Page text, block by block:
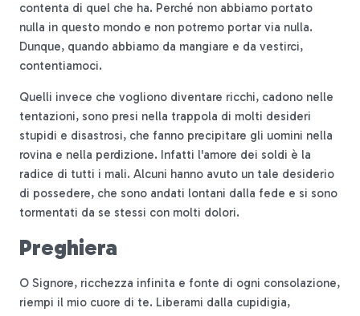
contenta di quel che ha. Perché non abbiamo portato
nulla in questo mondo e non potremo portar via nulla.
Dunque, quando abbiamo da mangiare e da vestirci,
contentiamoci.
Quelli invece che vogliono diventare ricchi, cadono nelle
tentazioni, sono presi nella trappola di molti desideri
stupidi e disastrosi, che fanno precipitare gli uomini nella
rovina e nella perdizione. Infatti l'amore dei soldi è la
radice di tutti i mali. Alcuni hanno avuto un tale desiderio
di possedere, che sono andati lontani dalla fede e si sono
tormentati da se stessi con molti dolori.
Preghiera
O Signore, ricchezza infinita e fonte di ogni consolazione,
riempi il mio cuore di te. Liberami dalla cupidigia,